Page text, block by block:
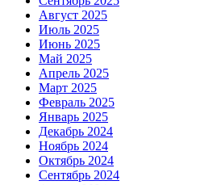
Август 2025
Июль 2025
Июнь 2025
Май 2025
Апрель 2025
Март 2025
Февраль 2025
Январь 2025
Декабрь 2024
Ноябрь 2024
Октябрь 2024
Сентябрь 2024